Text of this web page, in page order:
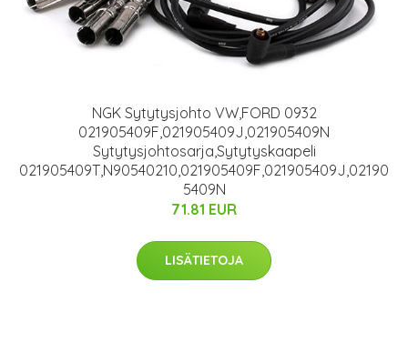
NGK Sytytysjohto VW,FORD 0932
021905409F,021905409J,021905409N
Sytytysjohtosarja,Sytytyskaapeli
021905409T,N90540210,021905409F,021905409J,02190
5409N
71.81 EUR
LISÄTIETOJA